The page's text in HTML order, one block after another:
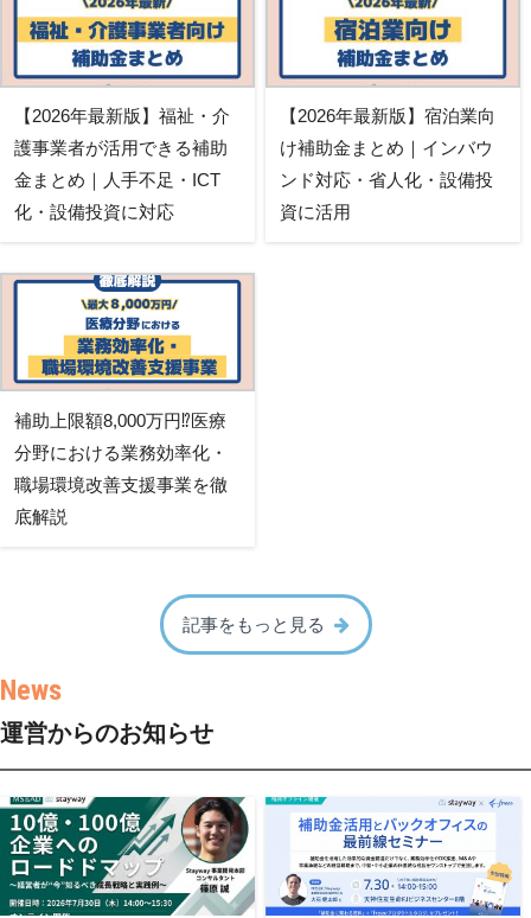
【2026年最新版】福祉・介
護事業者が活用できる補助
金まとめ｜人手不足・ICT
化・設備投資に対応
【2026年最新版】宿泊業向
け補助金まとめ｜インバウ
ンド対応・省人化・設備投
資に活用
補助上限額8,000万円⁉医療
分野における業務効率化・
職場環境改善支援事業を徹
底解説
記事をもっと見る
運営からのお知らせ